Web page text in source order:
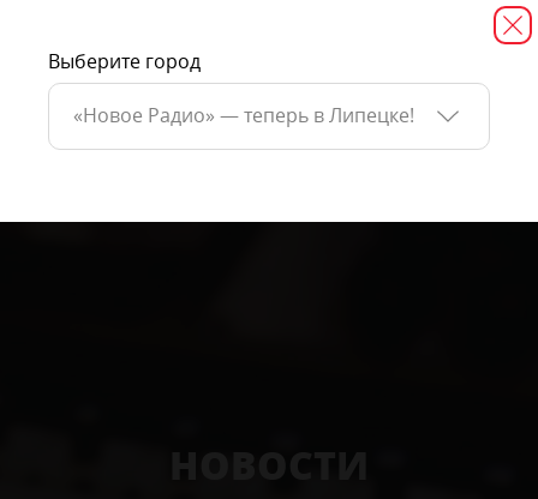
Выберите город
«Новое Радио» — теперь в Липецке!